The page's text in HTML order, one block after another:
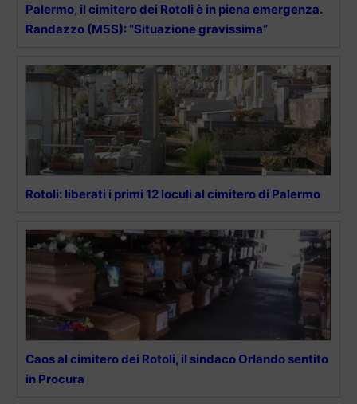
Palermo, il cimitero dei Rotoli è in piena emergenza.
Randazzo (M5S): “Situazione gravissima”
Rotoli: liberati i primi 12 loculi al cimitero di Palermo
Caos al cimitero dei Rotoli, il sindaco Orlando sentito
in Procura